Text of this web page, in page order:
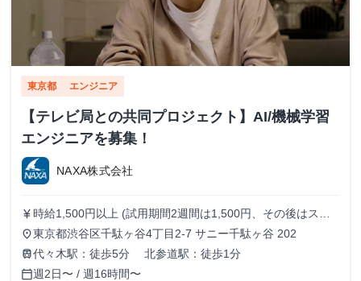
東京都 エンジニア
【テレビ局との共同プロジェクト】AI/機械学習
エンジニアを募集！
NAXA株式会社
currency_yen 時給1,500円以上 (試用期間2週間は1,500円、その後はスキ
ルに応じた金額を支給) ※ご経験によってオファー条件は変
動する可能性がございます。 ※金額によっては、業務委託
契約での採用となる場合もございます。
place東京都渋谷区千駄ヶ谷4丁目2-7 サニー千駄ヶ谷 202
train代々木駅：徒歩5分 北参道駅：徒歩1分
calendar_today週2日〜 / 週16時間〜